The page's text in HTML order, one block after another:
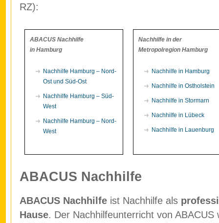
RZ):
ABACUS Nachhilfe
in Hamburg
Nachhilfe Hamburg – Nord-
Ost und Süd-Ost
Nachhilfe Hamburg – Süd-
West
Nachhilfe Hamburg – Nord-
West
Nachhilfe in der
Metropolregion Hamburg
Nachhilfe in Hamburg
Nachhilfe in Ostholstein
Nachhilfe in Stormarn
Nachhilfe in Lübeck
Nachhilfe in Lauenburg
ABACUS Nachhilfe
ABACUS Nachhilfe ist Nachhilfe als
Hause. Der Nachhilfeunterricht von